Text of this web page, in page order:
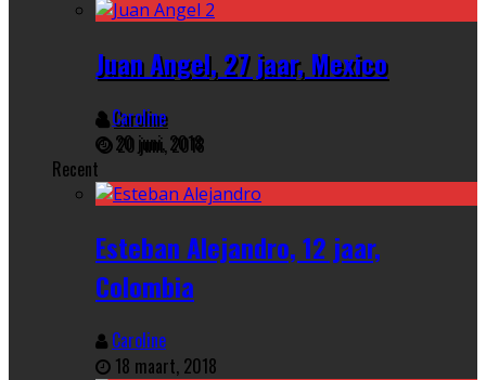
Juan Angel, 27 jaar, Mexico
Caroline
20 juni, 2018
Recent
Esteban Alejandro, 12 jaar,
Colombia
Caroline
18 maart, 2018